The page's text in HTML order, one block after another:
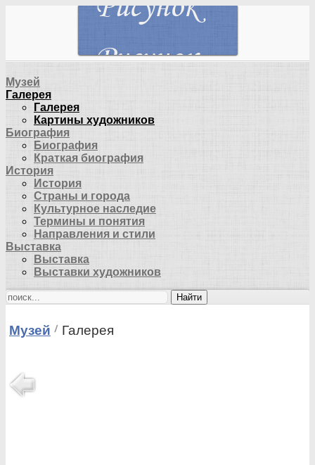
Музей
Галерея
Галерея
Картины художников
Биография
Биография
Краткая биография
История
История
Страны и города
Культурное наследие
Термины и понятия
Направления и стили
Выставка
Выставка
Выставки художников
Найти
Музей Галерея